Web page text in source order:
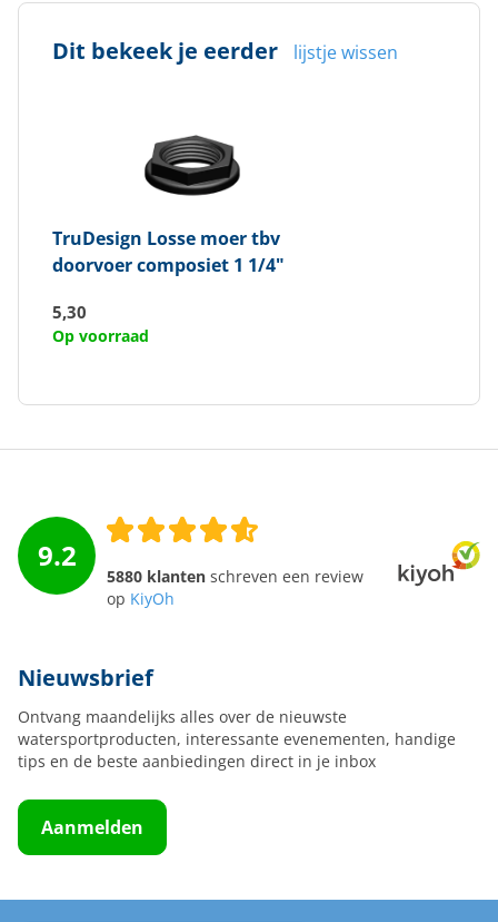
Dit bekeek je eerder lijstje wissen
TruDesign Losse moer tbv
doorvoer composiet 1 1/4"
5,30
Op voorraad
9.2
5880 klanten schreven een review
op KiyOh
Nieuwsbrief
Ontvang maandelijks alles over de nieuwste
watersportproducten, interessante evenementen, handige
tips en de beste aanbiedingen direct in je inbox
Aanmelden